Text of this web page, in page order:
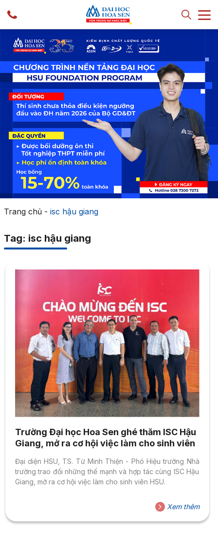
Trang chủ- isc hậu giang
Tag: isc hậu giang
Trường Đại học Hoa Sen ghé thăm ISC Hậu
Giang, mở ra cơ hội việc làm cho sinh viên
Đại diện HSU, TS. Từ Minh Thiện - Phó Hiệu trưởng Nhà
trường trao đổi những thế mạnh và hợp tác cùng ISC Hậu
Giang, mở ra cơ hội việc làm cho sinh viên HSU.
Xem thêm